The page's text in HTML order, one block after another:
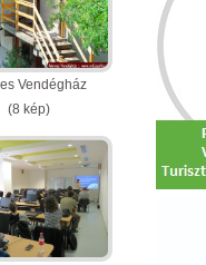
Vendégház
(8 kép)